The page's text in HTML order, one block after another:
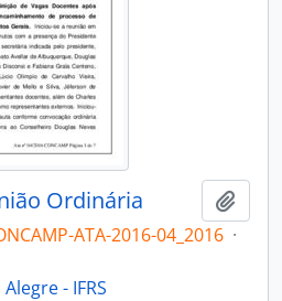
Ordinária
ATA-2016-04_2016 ·
- IFRS